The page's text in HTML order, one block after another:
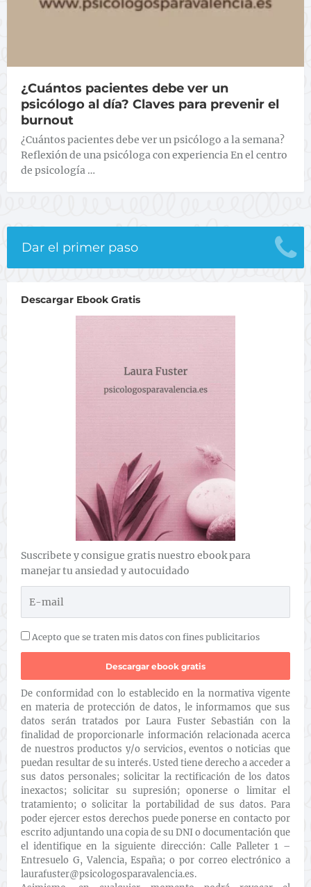
¿Cuántos pacientes debe ver un
psicólogo al día? Claves para prevenir el
burnout
¿Cuántos pacientes debe ver un psicólogo a la semana?
Reflexión de una psicóloga con experiencia En el centro
de psicología …
Dar el primer paso
Descargar Ebook Gratis
Suscribete y consigue gratis nuestro ebook para
manejar tu ansiedad y autocuidado
Acepto que se traten mis datos con fines publicitarios
De conformidad con lo establecido en la normativa vigente
en materia de protección de datos, le informamos que sus
datos serán tratados por Laura Fuster Sebastián con la
finalidad de proporcionarle información relacionada acerca
de nuestros productos y/o servicios, eventos o noticias que
puedan resultar de su interés. Usted tiene derecho a acceder a
sus datos personales; solicitar la rectificación de los datos
inexactos; solicitar su supresión; oponerse o limitar el
tratamiento; o solicitar la portabilidad de sus datos. Para
poder ejercer estos derechos puede ponerse en contacto por
escrito adjuntando una copia de su DNI o documentación que
el identifique en la siguiente dirección: Calle Palleter 1 –
Entresuelo G, Valencia, España; o por correo electrónico a
laurafuster@psicologosparavalencia.es.